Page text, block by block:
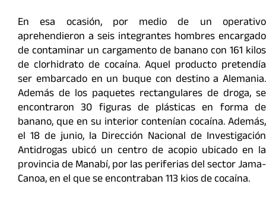
En esa ocasión, por medio de un operativo
aprehendieron a seis integrantes hombres encargado
de contaminar un cargamento de banano con 161 kilos
de clorhidrato de cocaína. Aquel producto pretendía
ser embarcado en un buque con destino a Alemania.
Además de los paquetes rectangulares de droga, se
encontraron 30 figuras de plásticas en forma de
banano, que en su interior contenían cocaína. Además,
el 18 de junio, la Dirección Nacional de Investigación
Antidrogas ubicó un centro de acopio ubicado en la
provincia de Manabí, por las periferias del sector Jama-
Canoa, en el que se encontraban 113 kios de cocaína.